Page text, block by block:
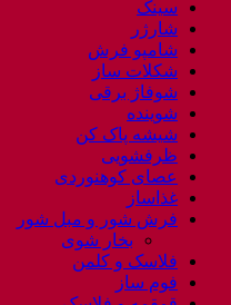
سینک
شارژر
شامپو فرش
شکلات ساز
شوفاژ برقی
شوینده
شیشه پاک کن
ظرفشویی
عصای کوهنوردی
غذاساز
فرش شور و مبل شور
بخار شوی
فلاسک و کلمن
فوم ساز